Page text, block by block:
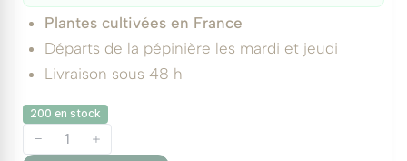
Plantes cultivées en France
Départs de la pépinière les mardi et jeudi
Livraison sous 48 h
200 en stock